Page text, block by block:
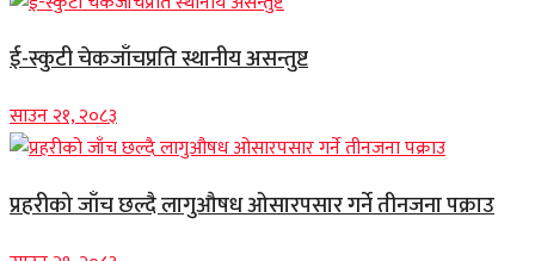
ई-स्कुटी चेकजाँचप्रति स्थानीय असन्तुष्ट
साउन २१, २०८३
प्रहरीको जाँच छल्दै लागुऔषध ओसारपसार गर्ने तीनजना पक्राउ